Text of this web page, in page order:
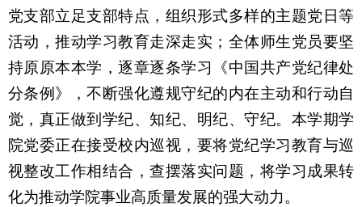
党支部立足支部特点，组织形式多样的主题党日等
活动，推动学习教育走深走实；全体师生党员要坚
持原原本本学，逐章逐条学习《中国共产党纪律处
分条例》，不断强化遵规守纪的内在主动和行动自
觉，真正做到学纪、知纪、明纪、守纪。本学期学
院党委正在接受校内巡视，要将党纪学习教育与巡
视整改工作相结合，查摆落实问题，将学习成果转
化为推动学院事业高质量发展的强大动力。